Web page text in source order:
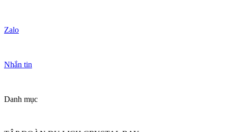
Zalo
Nhắn tin
Danh mục